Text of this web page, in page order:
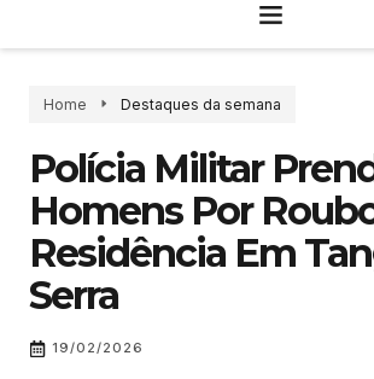
Home Destaques da semana
Polícia Militar
Homens Por
Residência Em
Serra
19/02/2026